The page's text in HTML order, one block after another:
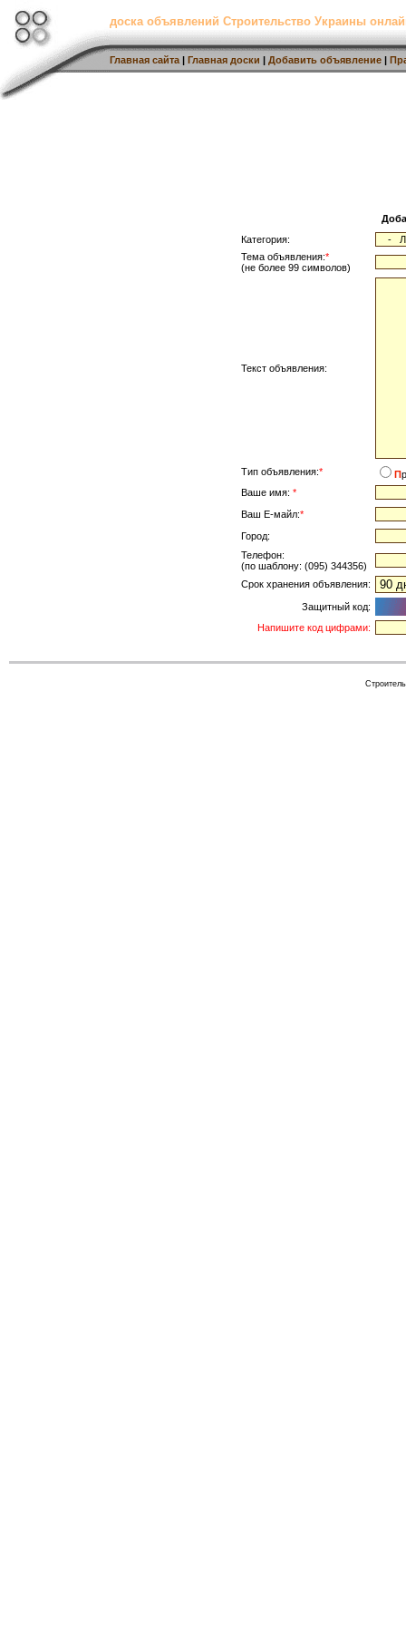
доска объявлений Строительство Украины
Главная сайта | Главная доски | Добавить объявление |
Категория:
Тема объявления:*
(не более 99 символов)
Текст объявления:
Тип объявления:* П
Ваше имя: *
Ваш Е-майл:*
Город:
Телефон:
(по шаблону: (095) 344356)
Срок хранения объявления:
Защитный код:
Напишите код цифрами: